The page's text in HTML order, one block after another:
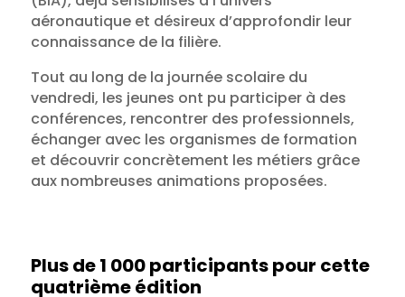
aéronautique et désireux d’approfondir leur
connaissance de la filière.
Tout au long de la journée scolaire du
vendredi, les jeunes ont pu participer à des
conférences, rencontrer des professionnels,
échanger avec les organismes de formation
et découvrir concrètement les métiers grâce
aux nombreuses animations proposées.
Plus de 1 000 participants pour cette
quatrième édition